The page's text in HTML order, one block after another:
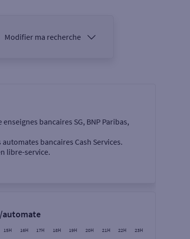
Modifier ma recherche
bancaires SG, BNP Paribas,
bancaires Cash Services.
libre-service.
15H 16H 17H 18H 19H 20H 21H 22H 23H